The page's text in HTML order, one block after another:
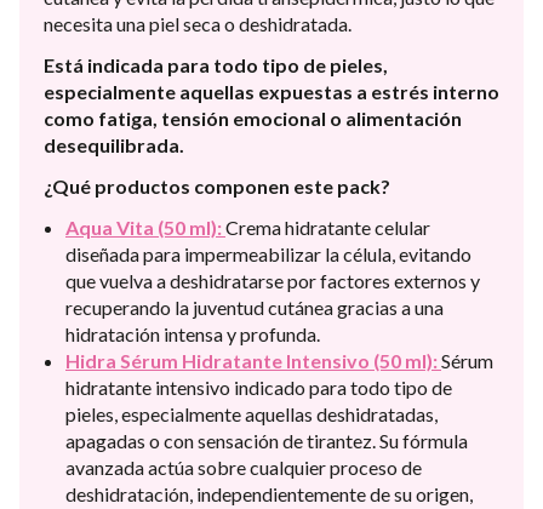
necesita una piel seca o deshidratada.
Está indicada para todo tipo de pieles,
especialmente aquellas expuestas a estrés interno
como fatiga, tensión emocional o alimentación
desequilibrada.
¿Qué productos componen este pack?
Aqua Vita (50 ml):Crema hidratante celular
diseñada para impermeabilizar la célula, evitando
que vuelva a deshidratarse por factores externos y
recuperando la juventud cutánea gracias a una
hidratación intensa y profunda.
Hidra Sérum Hidratante Intensivo (50 ml):Sérum
hidratante intensivo indicado para todo tipo de
pieles, especialmente aquellas deshidratadas,
apagadas o con sensación de tirantez. Su fórmula
avanzada actúa sobre cualquier proceso de
deshidratación, independientemente de su origen,